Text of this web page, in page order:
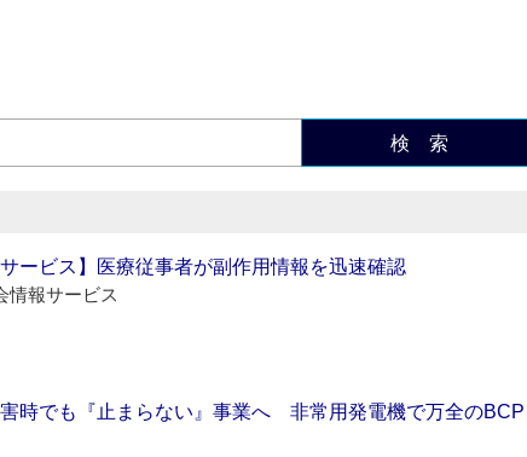
検 索
サービス】医療従事者が副作用情報を迅速確認
情報サービス
害時でも『止まらない』事業へ 非常用発電機で万全のBCP